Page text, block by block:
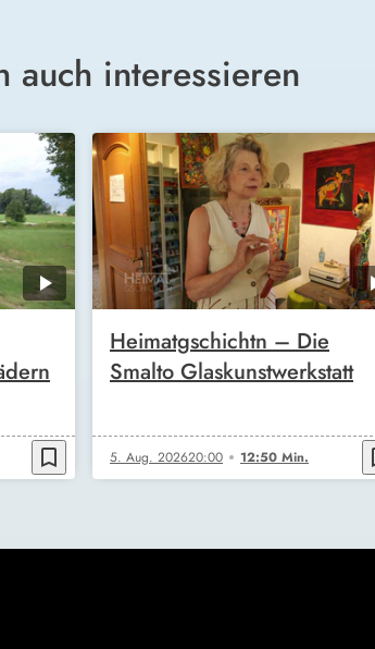
auch interessieren
bookmark_border
Heimatgschichtn – Die
Smalto Glaskunstwerkstatt
5. Aug. 202620:00 12:50 Min.